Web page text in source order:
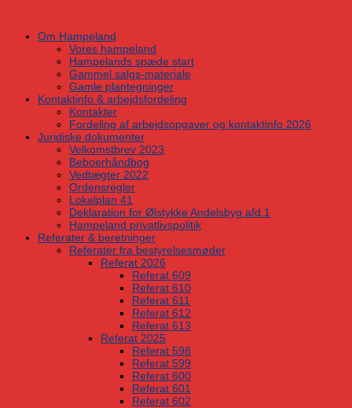
contentOm Hampeland
Vores hampeland
Hampelands spæde start
Gammel salgs-materiale
Gamle plantegninger
Kontaktinfo & arbejdsfordeling
Kontakter
Fordeling af arbejdsopgaver og kontaktinfo 2026
Juridiske dokumenter
Velkomstbrev 2023
Beboerhåndbog
Vedtægter 2022
Ordensregler
Lokalplan 41
Deklaration for Ølstykke Andelsbyg afd.1
Hampeland privatlivspolitik
Referater & beretninger
Referater fra bestyrelsesmøder
Referat 2026
Referat 609
Referat 610
Referat 611
Referat 612
Referat 613
Referat 2025
Referat 598
Referat 599
Referat 600
Referat 601
Referat 602